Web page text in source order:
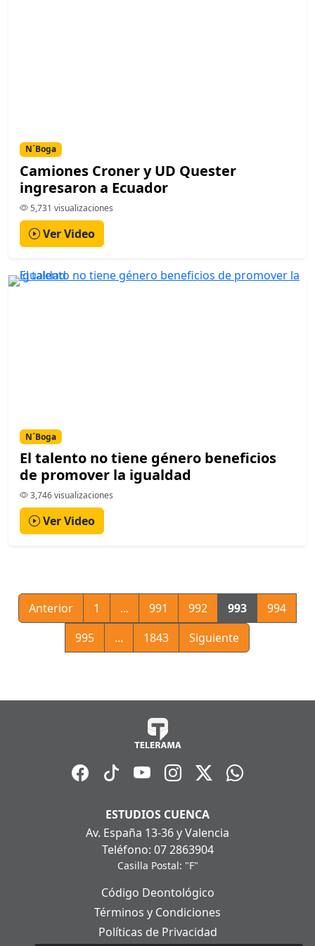
N´Boga
Camiones Croner y UD Quester
ingresaron a Ecuador
5,731 visualizaciones
Ver Video
N´Boga
El talento no tiene género beneficios
de promover la igualdad
3,746 visualizaciones
Ver Video
Anterior 1 ... 991 992 993
994
995
... 1843 Siguiente
ESTUDIOS CUENCA
Av. España 13-36 y Valencia
Teléfono: 07 2863904
Casilla Postal: "F"
Código Deontológico
Términos y Condiciones
Políticas de Privacidad